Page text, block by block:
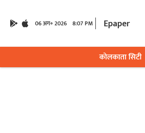
06 अग॰ 2026 8:07 PM Epaper
कोलकाता सिटी